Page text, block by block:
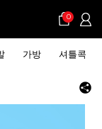
0
가방 셔틀콕